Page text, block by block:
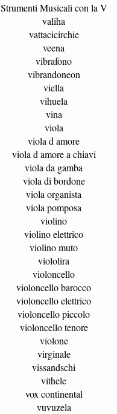
Strumenti Musicali con la V
valiha
vattacicirchie
veena
vibrafono
vibrandoneon
viella
vihuela
vina
viola
viola d amore
viola d amore a chiavi
viola da gamba
viola di bordone
viola organista
viola pomposa
violino
violino elettrico
violino muto
viololira
violoncello
violoncello barocco
violoncello elettrico
violoncello piccolo
violoncello tenore
violone
virginale
vissandschi
vithele
vox continental
vuvuzela